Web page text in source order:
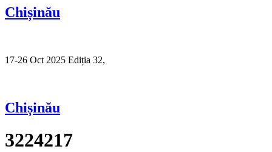
Chișinău
17-26 Oct 2025 Ediția 32,
Chișinău
3224217